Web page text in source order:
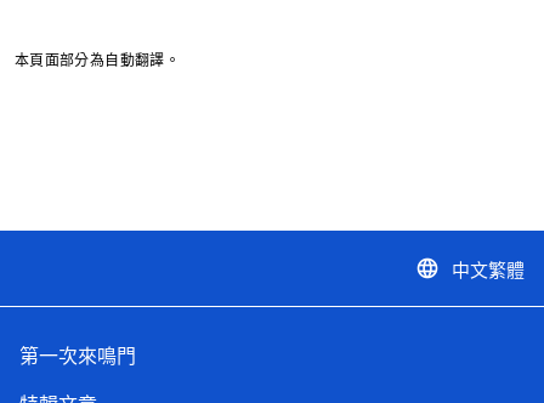
本頁面部分為自動翻譯。
language 中文繁體
第一次來鳴門